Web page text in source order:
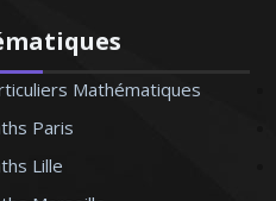
Mathématiques
Paris
Lille